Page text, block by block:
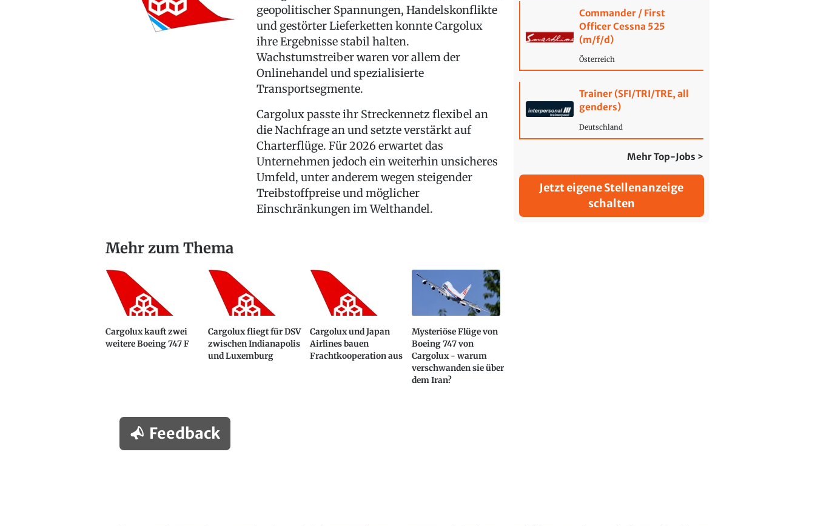
geopolitischer Spannungen, Handelskonflikte
und gestörter Lieferketten konnte Cargolux
ihre Ergebnisse stabil halten.
Wachstumstreiber waren vor allem der
Onlinehandel und spezialisierte
Transportsegmente.
Cargolux passte ihr Streckennetz flexibel an
die Nachfrage an und setzte verstärkt auf
Charterflüge. Für 2026 erwartet das
Unternehmen jedoch ein weiterhin unsicheres
Umfeld, unter anderem wegen steigender
Treibstoffpreise und möglicher
Einschränkungen im Welthandel.
Mehr zum Thema
Cargolux kauft zwei
weitere Boeing 747 F
Cargolux fliegt für DSV
zwischen Indianapolis
und Luxemburg
Cargolux und Japan
Airlines bauen
Frachtkooperation aus
Mysteriöse Flüge von
Boeing 747 von
Cargolux - warum
verschwanden sie über
dem Iran?
Feedback
Commander / First
Officer Cessna 525
(m/f/d)
Österreich
Trainer (SFI/TRI/TRE, all
genders)
Deutschland
Mehr Top-Jobs >
Jetzt eigene Stellenanzeige
schalten